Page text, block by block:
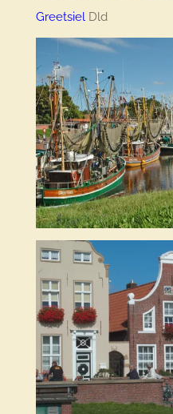
GreetsielDld